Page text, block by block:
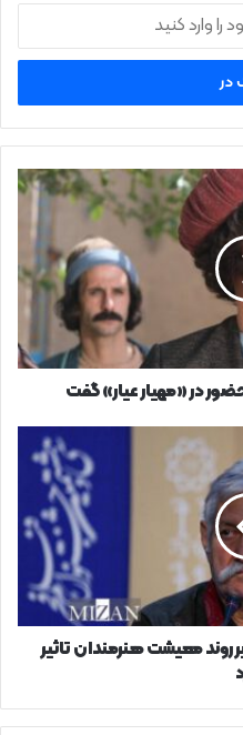
در «مهیار عیار» گفت
روند معیشت هنرمندان تاثیر